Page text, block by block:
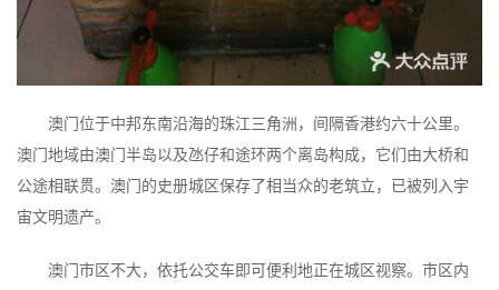
澳门位于中邦东南沿海的珠江三角洲，间隔香港约六十公里。
澳门地域由澳门半岛以及氹仔和途环两个离岛构成，它们由大桥和
公途相联贯。澳门的史册城区保存了相当众的老筑立，已被列入宇
宙文明遗产。
澳门市区不大，依托公交车即可便利地正在城区视察。市区内